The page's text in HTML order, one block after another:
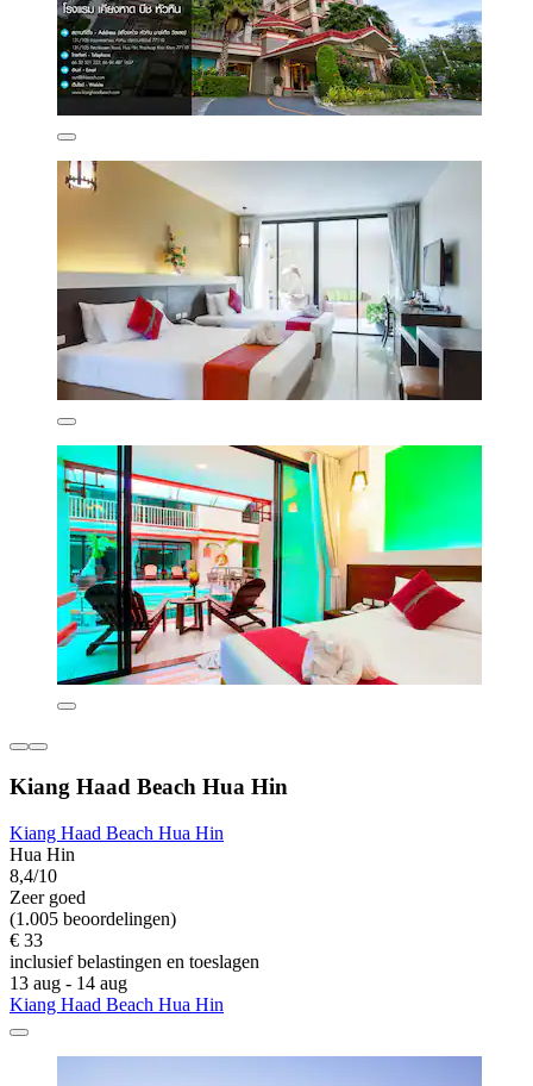
Kiang Haad Beach Hua Hin
Kiang Haad Beach Hua Hin
Hua Hin
8,4/10
Zeer goed
(1.005 beoordelingen)
€ 33
inclusief belastingen en toeslagen
13 aug - 14 aug
Kiang Haad Beach Hua Hin